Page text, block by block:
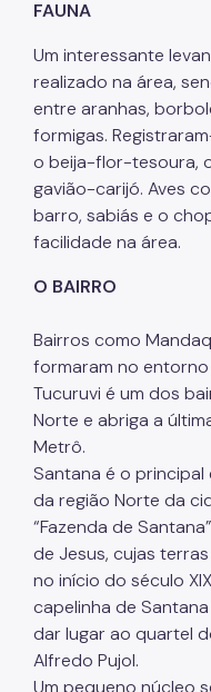
FAUNA
Um interessante
realizado na área,
entre aranhas,
formigas.
o beija-flor-tesoura,
gavião-carijó. Aves
barro, sabiás e o
facilidade na área.
O BAIRRO
Bairros como
formaram no
Tucuruvi é um dos
Norte e abriga a
Metrô.
Santana é o
da região Norte da
“Fazenda de
de Jesus, cujas
no início do século
capelinha de
dar lugar ao quartel
Alfredo Pujol.
Um pequeno núcleo